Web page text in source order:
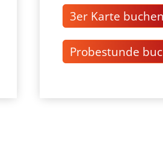
3er Karte buchen
Probestunde